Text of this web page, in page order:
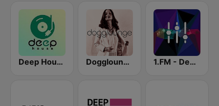
Deep House Radio Dogglounge Deep House Radio 1.FM - Deep House